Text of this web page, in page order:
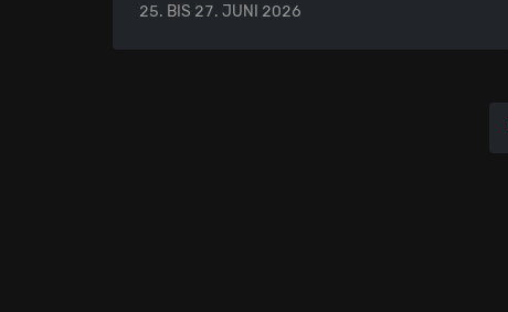
25. BIS 27. JUNI 2026